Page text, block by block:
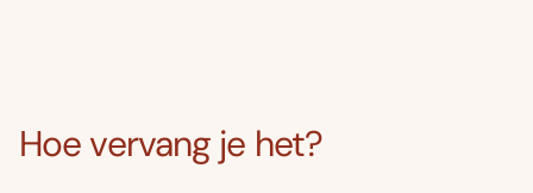
Hoe vervang je het?